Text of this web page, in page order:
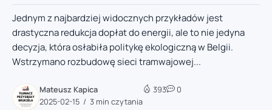
Jednym z najbardziej widocznych przykładów jest
drastyczna redukcja dopłat do energii, ale to nie jedyna
decyzja, która osłabiła politykę ekologiczną w Belgii.
Wstrzymano rozbudowę sieci tramwajowej...
Mateusz Kapica
2025-02-15
3 min czytania
393 0